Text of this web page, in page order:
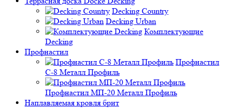
Decking Country
Decking Urban
Комплектующие
Decking
Профнастил
Профнастил
C-8 Металл Профиль
Профнастил МП-20 Металл Профиль
Наплавляемая кровля брит